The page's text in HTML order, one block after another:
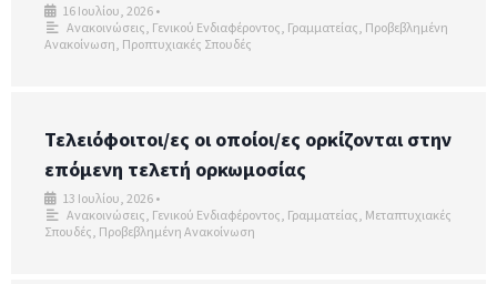
16 Ιουλίου, 2026•
Ανακοινώσεις, Γενικού Ενδιαφέροντος, Γραμματείας, Προβεβλημένη
Ανακοίνωση, Προπτυχιακές Σπουδές
Τελειόφοιτοι/ες οι οποίοι/ες ορκίζονται στην
επόμενη τελετή ορκωμοσίας
13 Ιουλίου, 2026•
Ανακοινώσεις, Γενικού Ενδιαφέροντος, Γραμματείας, Μεταπτυχιακές
Σπουδές, Προβεβλημένη Ανακοίνωση